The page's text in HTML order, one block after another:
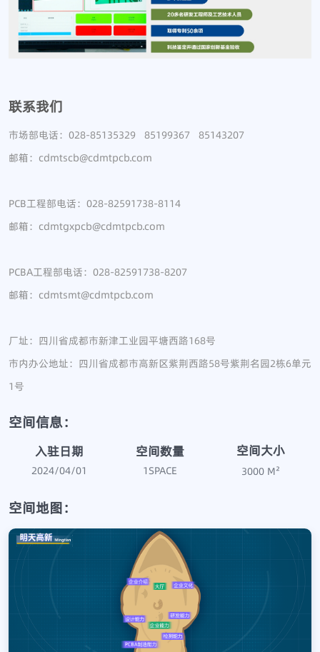
联系我们
市场部电话：028-85135329 85199367 85143207
邮箱：cdmtscb@cdmtpcb.com
PCB工程部电话：028-82591738-8114
邮箱：cdmtgxpcb@cdmtpcb.com
PCBA工程部电话：028-82591738-8207
邮箱：cdmtsmt@cdmtpcb.com
厂址：四川省成都市新津工业园平塘西路168号
市内办公地址：四川省成都市高新区紫荆西路58号紫荆名园2栋6单元
1号
空间信息：
入驻日期
2024/04/01
空间数量
1 SPACE
空间大小
3000 M²
空间地图：